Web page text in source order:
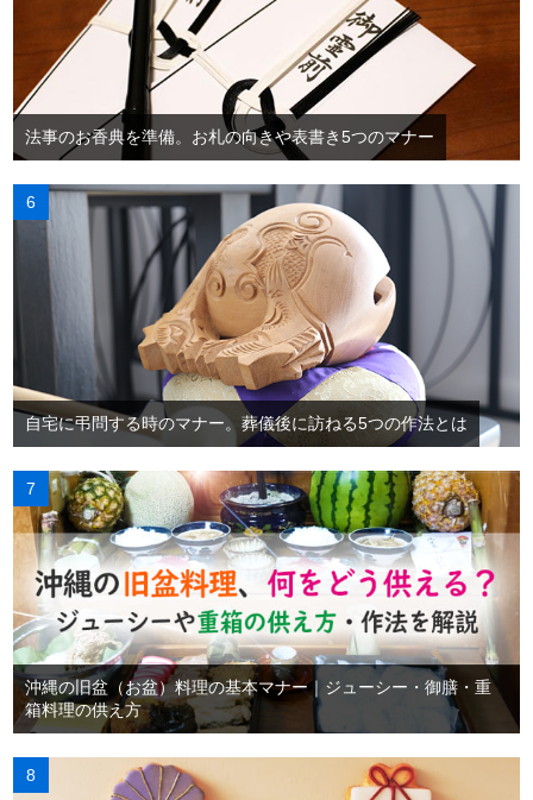
法事のお香典を準備。お札の向きや表書き5つのマナー
自宅に弔問する時のマナー。葬儀後に訪ねる5つの作法とは
沖縄の旧盆（お盆）料理の基本マナー｜ジューシー・御膳・重
箱料理の供え方